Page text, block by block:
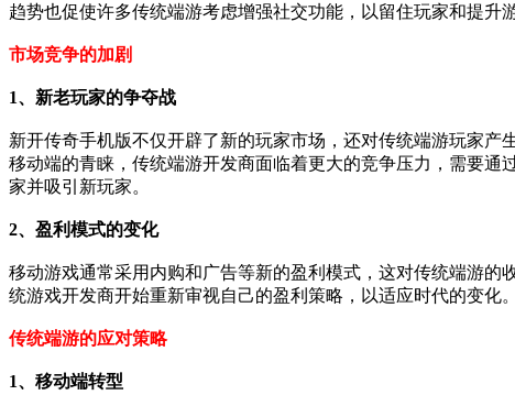
趋势也促使许多传统端游考虑增强社交功能，以留住玩家和提升
市场竞争的加剧
1、新老玩家的争夺战
新开传奇手机版不仅开辟了新的玩家市场，还对传统端游玩家产
移动端的青睐，传统端游开发商面临着更大的竞争压力，需要通
家并吸引新玩家。
2、盈利模式的变化
移动游戏通常采用内购和广告等新的盈利模式，这对传统端游的
统游戏开发商开始重新审视自己的盈利策略，以适应时代的变化。
传统端游的应对策略
1、移动端转型